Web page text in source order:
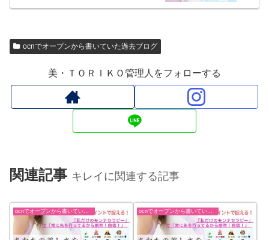
ocnでオープンから書いていた過去ブログ
美・ＴＯＲＩＫＯ管理人をフォローする
関連記事 キレイに関連する記事
ocnでオープンから書いていた過去ブログ ocnでオープンから書いていた過去ブログ